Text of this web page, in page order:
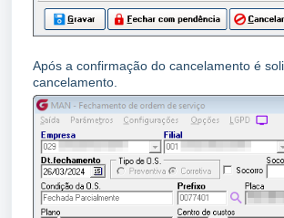
Após a confirmação do cancelamento é
cancelamento.